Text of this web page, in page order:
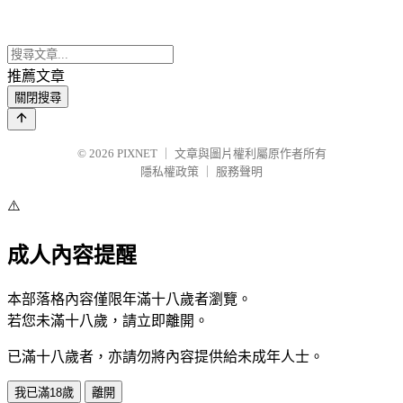
推薦文章
關閉搜尋
© 2026 PIXNET
文章與圖片權利屬原作者所有
隱私權政策
服務聲明
⚠️
成人內容提醒
本部落格內容僅限年滿十八歲者瀏覽。
若您未滿十八歲，請立即離開。
已滿十八歲者，亦請勿將內容提供給未成年人士。
我已滿18歲 離開